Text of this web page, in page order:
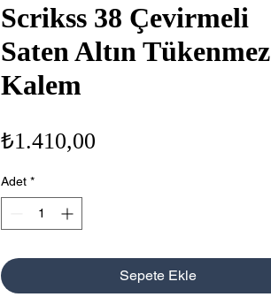
Scrikss 38 Çevirmeli
Saten Altın Tükenmez
Kalem
₺1.410,00
Adet *
Sepete Ekle